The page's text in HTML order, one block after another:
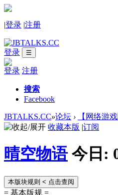
|登录 |注册
登录 ☰
登录 注册
搜索
Facebook
JBTALKS.CC»论坛 › 【网络游戏
收藏本版 |订阅
晴空物语 今日:
本版块规则 < 点击查阅
= 基本版规 =